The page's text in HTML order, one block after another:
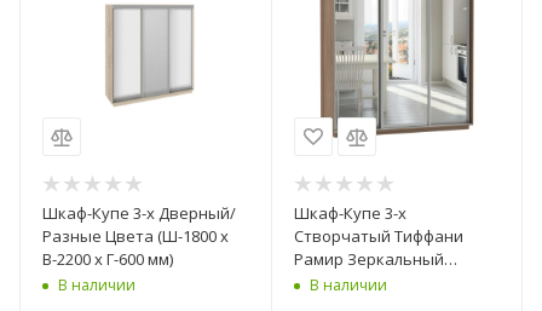
Шкаф-Купе 3-х Дверный/
Разные Цвета (Ш-1800 х
В-2200 х Г-600 мм)
В наличии
Шкаф-Купе 3-х
Створчатый Тиффани
Рамир Зеркальный
Ш-1800/2100/2200 мм/
В наличии